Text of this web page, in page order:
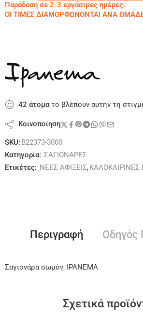
Παράδοση σε 2-3 εργάσιμες ημέρες.
ΟΙ ΤΙΜΕΣ ΔΙΑΜΟΡΦΩΝΟΝΤΑΙ ΑΝΑ
42 άτοματο βλέπουν αυτήν τη
Κοινοποίηση
SKU: B22373-3000
Κατηγορία: ΣΑΓΙΟΝΑΡΕΣ
Ετικέτες: ΝΕΕΣ ΑΦΙΞΕΙΣ,ΚΑΛΟΚΑΙΡΙΝΕΣ
Περιγραφή
Σαγιονάρα σωμόν, IPANEMA
Σχετικά